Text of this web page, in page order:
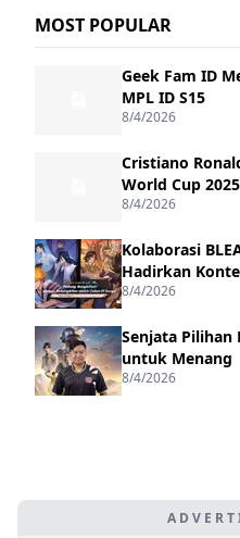
MOST POPULAR
Geek Fam ID
MPL ID S15
8/4/2026
Cristiano
World Cup 2025
8/4/2026
Kolaborasi
Hadirkan
8/4/2026
Senjata Pilihan
untuk Menang
8/4/2026